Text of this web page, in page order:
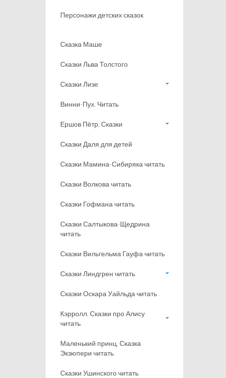
Персонажи детских сказок
Сказка Маше
Сказки Льва Толстого
Сказки Лизе
Винни-Пух. Читать
Ершов Пётр. Сказки
Сказки Даля для детей
Сказки Мамина-Сибиряка читать
Сказки Волкова читать
Сказки Гофмана читать
Сказки Салтыкова-Щедрина
читать
Сказки Вильгельма Гауфа читать
Сказки Линдгрен читать
Сказки Оскара Уайльда читать
Кэрролл. Сказки про Алису
читать
Маленький принц. Сказка
Экзюпери читать
Сказки Ушинского читать